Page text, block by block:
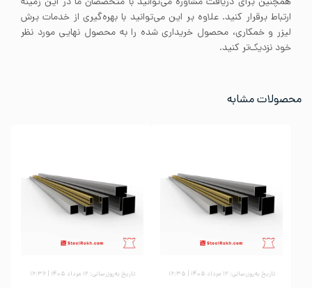
ارتباط برقرار کنید. علاوه بر این می‌توانید با بهره‌گیری از خدمات برش
لیزر و خمکاری، محصول خریداری شده را به محصول نهایی مورد نظر
خود نزدیک‌تر کنید.
محصولات مشابه
تاریخ به‌روزرسانی: ۱۲ مرداد ۱۴۰۵ | ۱۶:۳۵ تاریخ به‌روزرسانی: ۱۲ مرداد ۱۴۰۵ | ۱۶:۳۶